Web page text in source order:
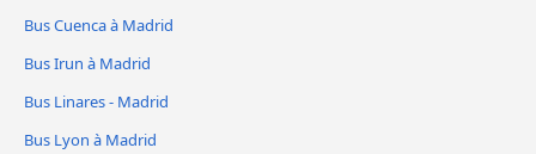
Bus Cuenca à Madrid
Bus Irun à Madrid
Bus Linares - Madrid
Bus Lyon à Madrid